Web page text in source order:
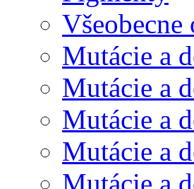
Všeobecne
Mutácie a
Mutácie a
Mutácie a
Mutácie a
Mutácie a